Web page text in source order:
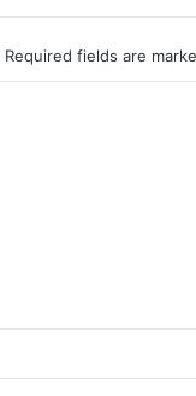
Required fields are